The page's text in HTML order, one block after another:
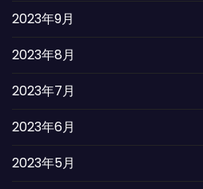
2023年9月
2023年8月
2023年7月
2023年6月
2023年5月